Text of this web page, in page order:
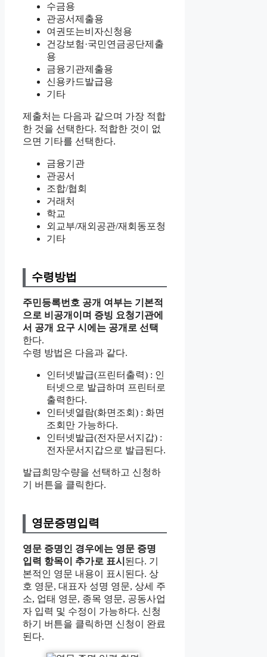
수금용
관공서제출용
여권또는비자신청용
건강보험·국민연금공단제출
용
금융기관제출용
신용카드발급용
기타
제출처는 다음과 같으며 가장 적합
한 것을 선택한다. 적합한 것이 없
으면 기타를 선택한다.
금융기관
관공서
조합/협회
거래처
학교
외교부/재외공관/재회동포청
기타
수령방법
주민등록번호 공개 여부는 기본적
으로 비공개이며 증빙 요청기관에
서 공개 요구 시에는 공개로 선택
한다.
수령 방법은 다음과 같다.
인터넷발급(프린터출력) : 인
터넷으로 발급하며 프린터로
출력한다.
인터넷열람(화면조회) : 화면
조회만 가능하다.
인터넷발급(전자문서지갑) :
전자문서지갑으로 발급된다.
발급희망수량을 선택하고 신청하
기 버튼을 클릭한다.
영문증명입력
영문 증명인 경우에는 영문 증명
입력 항목이 추가로 표시 된다. 기
본적인 영문 내용이 표시된다. 상
호 영문, 대표자 성명 영문, 상세 주
소, 업태 영문, 종목 영문, 공동사업
자 입력 및 수정이 가능하다. 신청
하기 버튼을 클릭하면 신청이 완료
된다.